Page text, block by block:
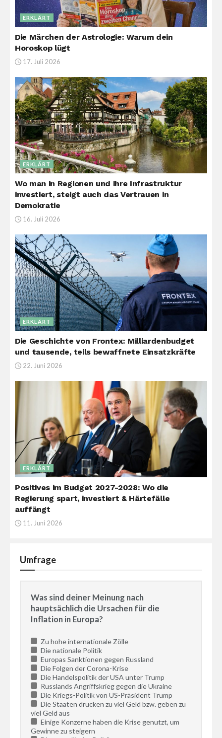
ERKLÄRT
Die Märchen der Astrologie: Warum dein
Horoskop lügt
17. Juli 2026
ERKLÄRT
Wo man in Regionen und ihre Infrastruktur
investiert, steigt auch das Vertrauen in
Demokratie
16. Juli 2026
ERKLÄRT
Die Geschichte von Frontex: Milliardenbudget
und tausende, teils bewaffnete Einsatzkräfte
22. Juni 2026
ERKLÄRT
Positives im Budget 2027-2028: Wo die
Regierung spart, investiert & Härtefälle
auffängt
11. Juni 2026
Umfrage
Was sind deiner Meinung nach
hauptsächlich die Ursachen für die
Inflation in Europa?
Zu hohe internationale Zölle
Die nationale Politik
Europas Sanktionen gegen Russland
Die Folgen der Corona-Krise
Die Handelspolitik der USA unter Trump
Russlands Angriffskrieg gegen die Ukraine
Die Kriegs-Politik von US-Präsident Trump
Die Staaten drucken zu viel Geld bzw. geben zu
viel Geld aus
Einige Konzerne haben die Krise genutzt, um
Gewinne zu steigern